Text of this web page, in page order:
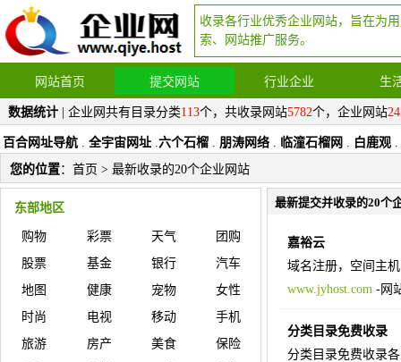
收录各行业优秀企业网站，旨在为
索、网站推广服务。
网站首页 提交网站 行业企业 生
数据统计 | 企业网共有目录分类113个，共收录网站5782个，企业网站
百合网址导航 . 全宇宙网址 .六个石榴 . 朋涛网络 . 临潼石榴网 . 白鹿观 .
您的位置： 首页 > 最新收录的20个企业网站
东部地区
购物 彩票 天气
团购
股票
基金 银行
汽车
地图
健康 宠物
女性
时尚
电视 移动
手机
旅游
房产 美食
保险
最新提交并收录的20个
嘉裕云
域名注册，空间主
www.jyhost.com-网
分类目录免费收录
分类目录免费收录